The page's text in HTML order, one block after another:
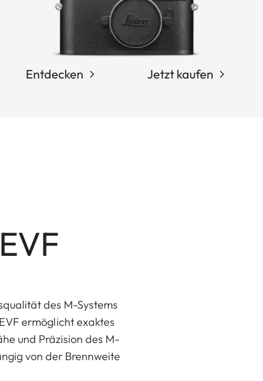
Entdecken Jetzt kaufen
des M-Systems
ermöglicht exaktes
und Präzision des M-
von der Brennweite